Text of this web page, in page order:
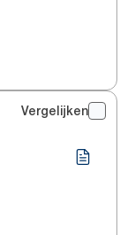
Vergelijken